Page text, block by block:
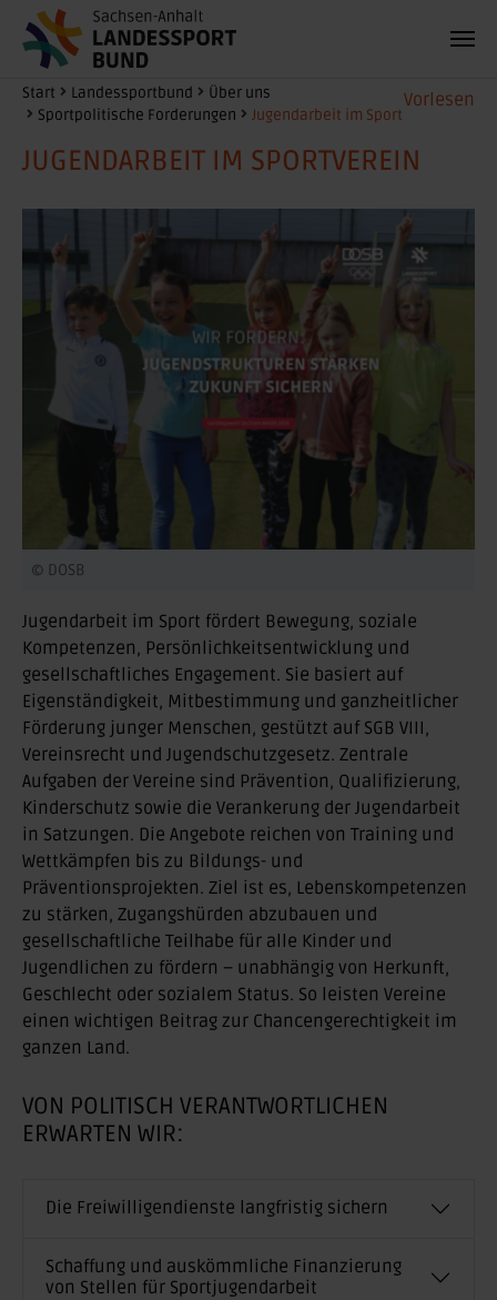
Zum Hauptinhalt springen Vorlesen
Sie sind hier:
Start Landessportbund
Über uns
Sportpolitische Forderungen
Jugendarbeit im Sport
JUGENDARBEIT IM SPORTVEREIN
© DOSB
Jugendarbeit im Sport fördert Bewegung, soziale
Kompetenzen, Persönlichkeitsentwicklung und
gesellschaftliches Engagement. Sie basiert auf
Eigenständigkeit, Mitbestimmung und ganzheitlicher
Förderung junger Menschen, gestützt auf SGB VIII,
Vereinsrecht und Jugendschutzgesetz. Zentrale
Aufgaben der Vereine sind Prävention, Qualifizierung,
Kinderschutz sowie die Verankerung der Jugendarbeit
in Satzungen. Die Angebote reichen von Training und
Wettkämpfen bis zu Bildungs- und
Präventionsprojekten. Ziel ist es, Lebenskompetenzen
zu stärken, Zugangshürden abzubauen und
gesellschaftliche Teilhabe für alle Kinder und
Jugendlichen zu fördern – unabhängig von Herkunft,
Geschlecht oder sozialem Status. So leisten Vereine
einen wichtigen Beitrag zur Chancengerechtigkeit im
ganzen Land.
VON POLITISCH VERANTWORTLICHEN
ERWARTEN WIR:
Die Freiwilligendienste langfristig sichern
Schaffung und auskömmliche Finanzierung
von Stellen für Sportjugendarbeit